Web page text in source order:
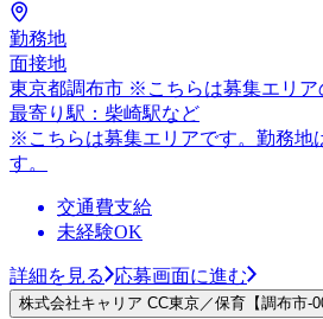
勤務地
面接地
東京都調布市 ※こちらは募集エリア
最寄り駅：柴崎駅など
※こちらは募集エリアです。勤務地
す。
交通費支給
未経験OK
詳細を見る 応募画面に進む
株式会社キャリア CC東京／保育【調布市-